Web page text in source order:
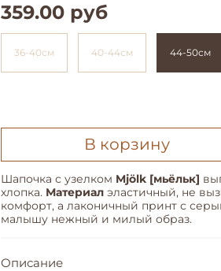
359.00 руб
В корзину
36-40см 40-44см 44-50см
Шапочка с узелком Mjölk [мьёльк]
хлопка. Материал эластичный, не
комфорт, а лаконичный принт с
малышу нежный и милый образ.
Описание